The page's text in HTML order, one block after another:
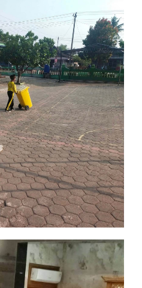
Bersih
dan Kepedulian